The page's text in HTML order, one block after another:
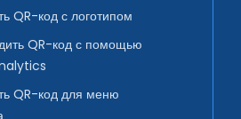
QR-код с логотипом
QR-код с помощью
QR-код для меню